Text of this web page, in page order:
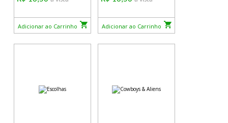
Adicionar ao Carrinho Adicionar ao Carrinho